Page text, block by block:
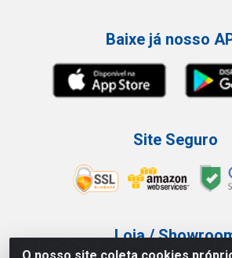
Baixe já nosso
Site Seguro
Loja /